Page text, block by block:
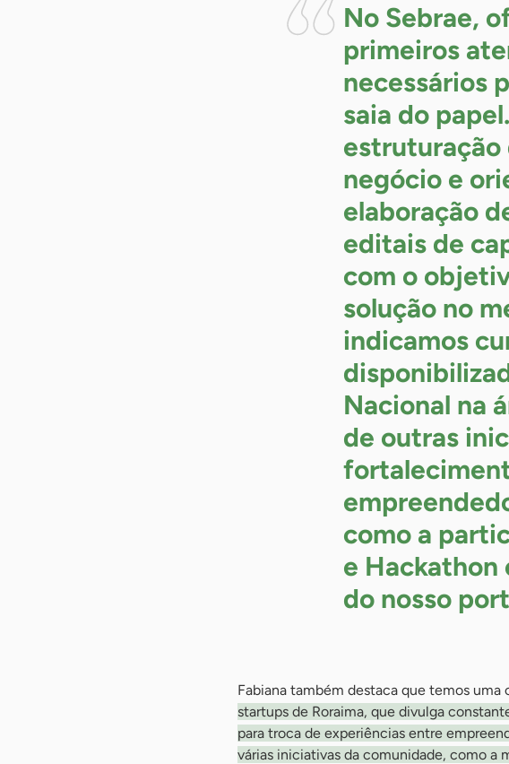
No Sebrae,
primeiros
necessários
saia do
estruturação
negócio e
elaboração
editais de
com o
solução no
indicamos
Nacional na
de outras
como a
e Hackathon
do nosso
Fabiana também destaca que temos uma
startups de Roraima, que divulga
para troca de experiências entre
várias iniciativas da comunidade, como a